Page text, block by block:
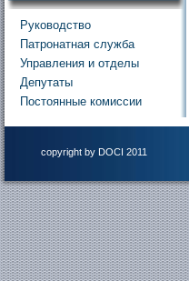
Руководство
Патронатная служба
Управления и отделы
Депутаты
Постоянные комиссии
copyright by DOCI 2011